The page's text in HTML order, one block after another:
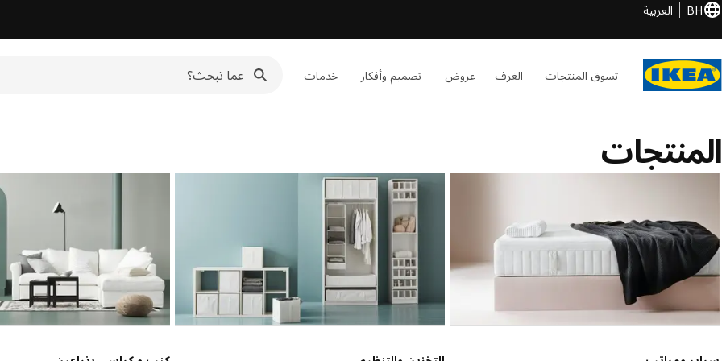
BH العربية
تسوق المنتجات الغرف عروض تصميم وأفكار خدمات
المنتجات